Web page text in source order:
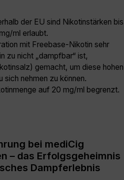
der EU sind Nikotinstärken bis
ml erlaubt.
mit Freebase-Nikotin sehr
zu nicht „dampfbar“ ist,
gemacht, um diese hohen
sich nehmen zu können.
auf 20 mg/ml begrenzt.
bei mediCig
– das Erfolgsgeheimnis
Dampferlebnis